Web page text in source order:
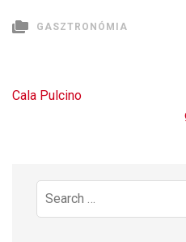
GASZTRONÓMIA
Bejegyzés
Cala Pulcino
Search
for: